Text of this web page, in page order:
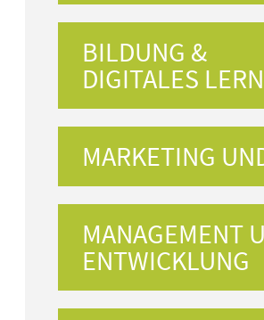
BILDUNG &
DIGITALES
MARKETING
MANAGEMENT
ENTWICKLUNG